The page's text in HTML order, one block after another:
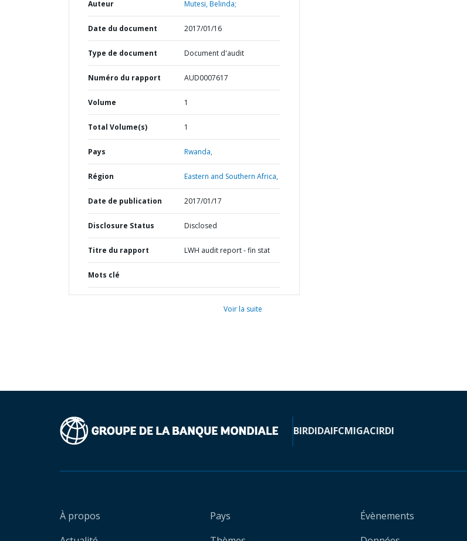
Auteur Mutesi, Belinda;
Date du document 2017/01/16
Type de document Document d'audit
Numéro du rapport AUD0007617
Volume 1
Total Volume(s) 1
Pays Rwanda,
Région Eastern and Southern Africa,
Date de publication 2017/01/17
Disclosure Status Disclosed
Titre du rapport LWH audit report - fin stat
Mots clé
Voir la suite
BIRDIDAIFCMIGACIRDI
À propos
Pays
Évènements